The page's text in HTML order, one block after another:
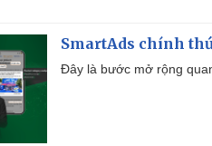
SmartAds chính
Đây là bước mở rộng